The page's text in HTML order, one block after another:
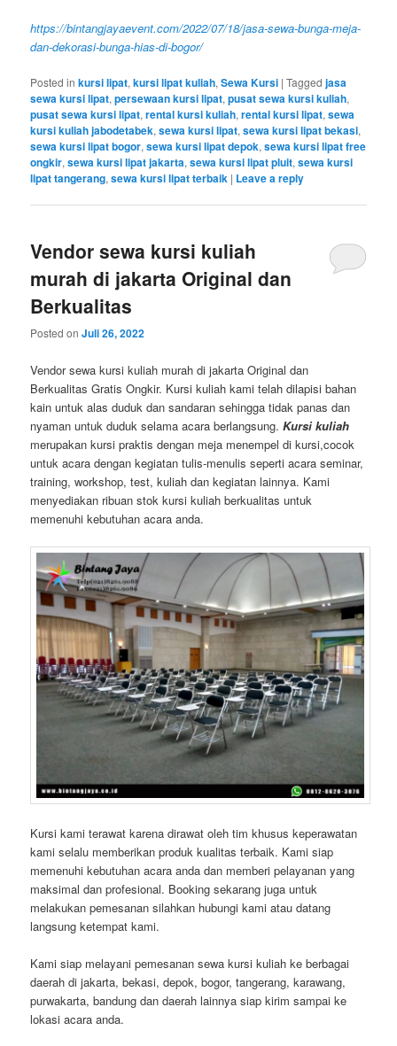
https://bintangjayaevent.com/2022/07/18/jasa-sewa-bunga-meja-
dan-dekorasi-bunga-hias-di-bogor/
Posted in kursi lipat,kursi lipat kuliah,Sewa Kursi |Tagged jasa
sewa kursi lipat,persewaan kursi lipat,pusat sewa kursi kuliah,
pusat sewa kursi lipat,rental kursi kuliah,rental kursi lipat,sewa
kursi kuliah jabodetabek,sewa kursi lipat,sewa kursi lipat bekasi,
sewa kursi lipat bogor,sewa kursi lipat depok,sewa kursi lipat free
ongkir,sewa kursi lipat jakarta,sewa kursi lipat pluit,sewa kursi
lipat tangerang,sewa kursi lipat terbaik | Leave a reply
Vendor sewa kursi kuliah
murah di jakarta Original dan
Berkualitas
Posted onJuli 26, 2022
Vendor sewa kursi kuliah murah di jakarta Original dan
Berkualitas Gratis Ongkir. Kursi kuliah kami telah dilapisi bahan
kain untuk alas duduk dan sandaran sehingga tidak panas dan
nyaman untuk duduk selama acara berlangsung.Kursi kuliah
merupakan kursi praktis dengan meja menempel di kursi,cocok
untuk acara dengan kegiatan tulis-menulis seperti acara seminar,
training, workshop, test, kuliah dan kegiatan lainnya. Kami
menyediakan ribuan stok kursi kuliah berkualitas untuk
memenuhi kebutuhan acara anda.
Kursi kami terawat karena dirawat oleh tim khusus keperawatan
kami selalu memberikan produk kualitas terbaik. Kami siap
memenuhi kebutuhan acara anda dan memberi pelayanan yang
maksimal dan profesional. Booking sekarang juga untuk
melakukan pemesanan silahkan hubungi kami atau datang
langsung ketempat kami.
Kami siap melayani pemesanan sewa kursi kuliah ke berbagai
daerah di jakarta, bekasi, depok, bogor, tangerang, karawang,
purwakarta, bandung dan daerah lainnya siap kirim sampai ke
lokasi acara anda.